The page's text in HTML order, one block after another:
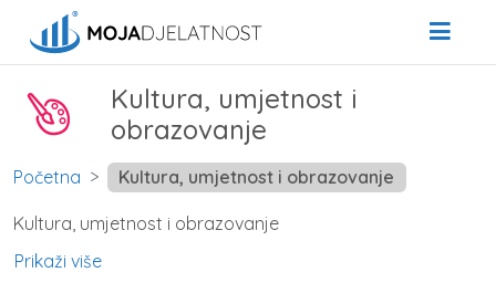
Kultura, umjetnost i
obrazovanje
Početna Kultura, umjetnost i obrazovanje
Kultura, umjetnost i obrazovanje
Prikaži više